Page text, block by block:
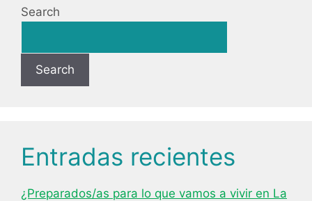
Search
Search
Entradas recientes
¿Preparados/as para lo que vamos a vivir en La